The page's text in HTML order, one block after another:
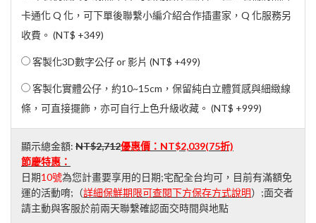
卡通化 Q 化，可下單後聯繫小編介紹合作插畫家，Q 化服務另
收費。 (NT$ +349)
客製化3D數字公仔 or 影片 (NT$ +499)
客製化實體公仔，約10~15cm，保留純白立體質感與細緻線
條，可直接擺飾，亦可自行上色升級收藏。 (NT$ +999)
顯示總金額: NT$2,712優惠價： NT$2,039(75折)
節慶特惠：
日期10號為您計畫要享用的日期;宅配全台均可，目前有滿額免
運的活動唷;（詳細保鮮期限可查閱下方保存方式說明）;面交者
請主動與客服於前兩天聯繫確認面交時間與地點